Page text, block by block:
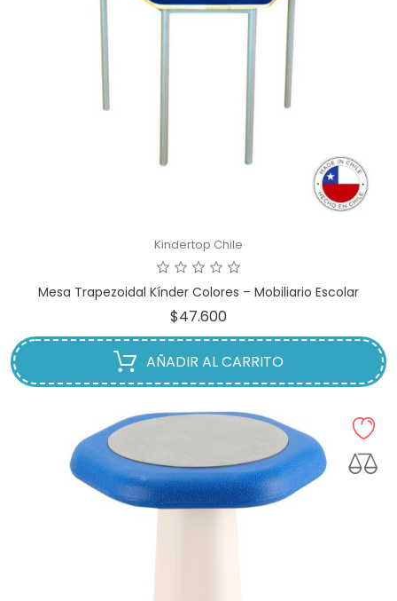
Kindertop Chile
Mesa Trapezoidal Kínder Colores – Mobiliario Escolar
$47.600
AÑADIR AL CARRITO